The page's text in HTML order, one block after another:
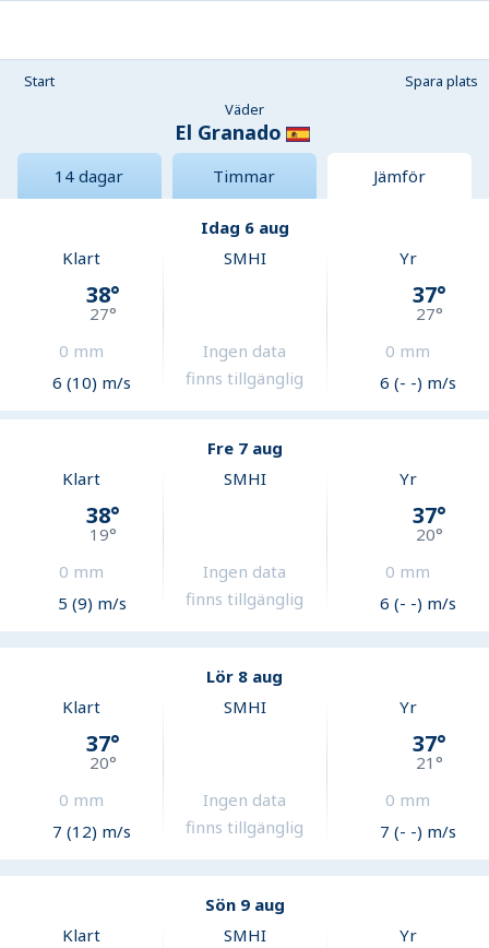
Start
Spara plats
Väder
El Granado
14 dagar Timmar Jämför
Idag 6 aug
Klart
38°
27°
0 mm
6 (10) m/s
SMHI
Ingen data
finns tillgänglig
Yr
37°
27°
0 mm
6 (- -) m/s
Fre 7 aug
Klart
38°
19°
0 mm
5 (9) m/s
SMHI
Ingen data
finns tillgänglig
Yr
37°
20°
0 mm
6 (- -) m/s
Lör 8 aug
Klart
37°
20°
0 mm
7 (12) m/s
SMHI
Ingen data
finns tillgänglig
Yr
37°
21°
0 mm
7 (- -) m/s
Sön 9 aug
Klart
SMHI Yr